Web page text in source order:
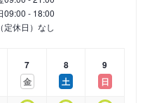
09:00 - 18:00
（定休日）なし
7
金
8
土
9
日